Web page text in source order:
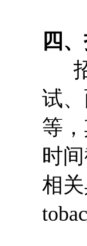
四
招
试
等
时
相